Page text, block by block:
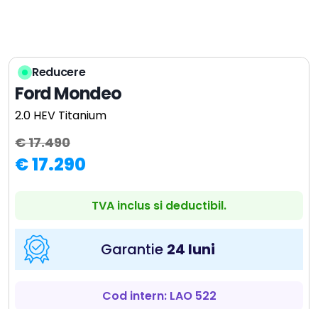
Reducere
Ford Mondeo
2.0 HEV Titanium
€ 17.490
€ 17.290
TVA inclus si deductibil.
Garantie 24 luni
Cod intern: LAO 522